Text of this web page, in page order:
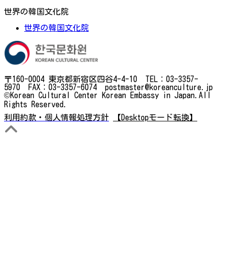
世界の韓国文化院
世界の韓国文化院
〒160-0004 東京都新宿区四谷4-4-10 TEL：03-3357-
5970 FAX：03-3357-6074 postmaster@koreanculture.jp
©Korean Cultural Center Korean Embassy in Japan.All
Rights Reserved.
利用約款・個人情報処理方針
【Desktopモード転換】